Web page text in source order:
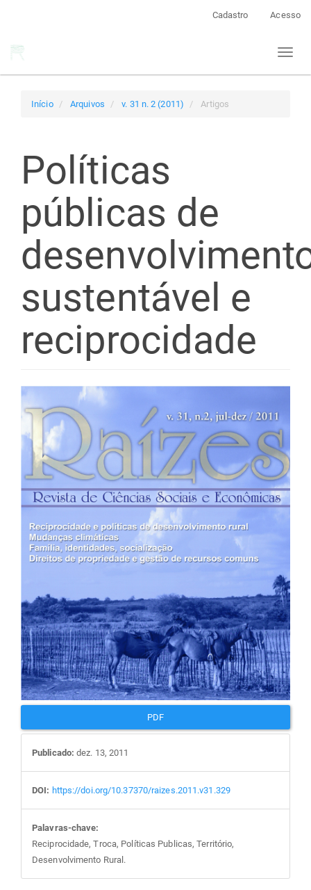
Cadastro Acesso
Toggle
Início Arquivos v. 31 n. 2 (2011) Artigos
Políticas
públicas de
sustentável e
reciprocidade
Barra
lateral
de
artigos
PDF
Publicado: dez. 13, 2011
DOI: https://doi.org/10.37370/raizes.2011.v31.329
Palavras-chave:
Reciprocidade, Troca, Políticas Publicas, Território,
Desenvolvimento Rural.